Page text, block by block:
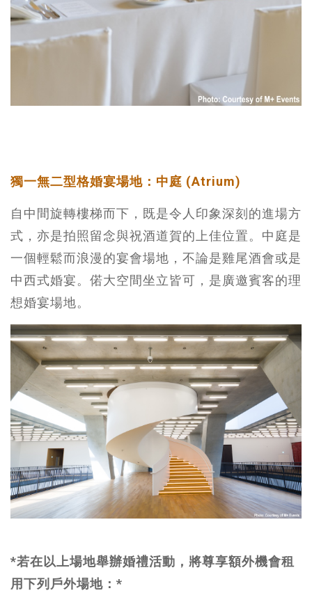
獨一無二型格婚宴場地：中庭 (Atrium)
自中間旋轉樓梯而下，既是令人印象深刻的進場方
式，亦是拍照留念與祝酒道賀的上佳位置。中庭是
一個輕鬆而浪漫的宴會場地，不論是雞尾酒會或是
中西式婚宴。偌大空間坐立皆可，是廣邀賓客的理
想婚宴場地。
*若在以上場地舉辦婚禮活動，將尊享額外機會租
用下列戶外場地：*